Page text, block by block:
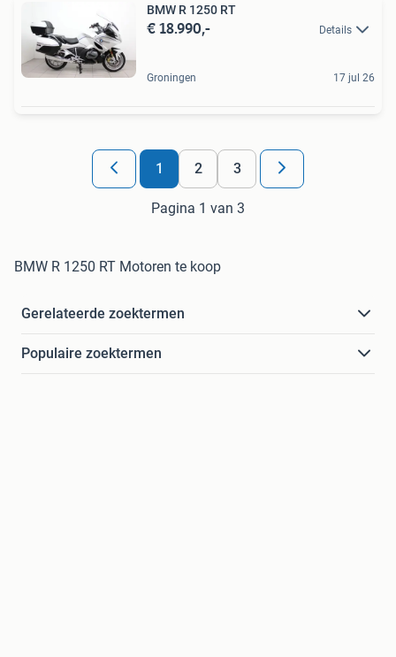
BMW R 1250 RT
€ 18.990,- Details
Groningen 17 jul 26
1 2 3
Pagina 1 van 3
BMW R 1250 RT Motoren te koop
Gerelateerde zoektermen
Populaire zoektermen